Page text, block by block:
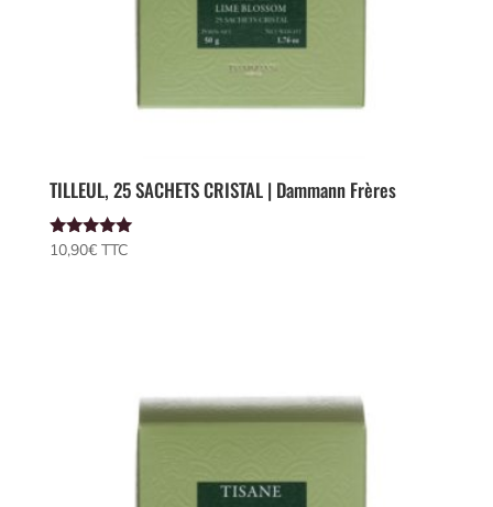
TILLEUL, 25 SACHETS CRISTAL | Dammann Frères
Note
5.00
10,90€ TTC